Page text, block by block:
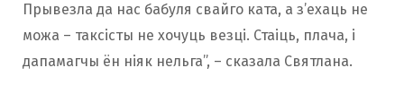
Прывезла да нас бабуля свайго ката, а з’ехаць не
можа – таксісты не хочуць везці. Стаіць, плача, і
дапамагчы ён ніяк нельга”, – сказала Святлана.